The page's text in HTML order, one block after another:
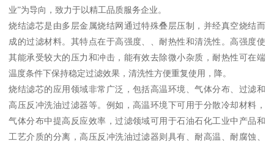
业”为导向，致力于以精工品质服务企业。
烧结滤芯是由多层金属烧结网通过特殊叠层压制，并经真空烧结而
成的过滤材料。其特点在于高强度、、耐热性和清洗性。高强度使
其能承受较大的压力和冲击，能有效去除微小杂质，耐热性可在端
温度条件下保持稳定过滤效果，清洗性方便重复使用，降。
烧结滤芯的应用领域非常广泛，包括高温环境、气体分布、过滤和
高压反冲洗油过滤器等。例如，高温环境下可用于分散冷却材料，
气体分布中提高反应效率，过滤领域可用于石油石化工业中产品和
工艺介质的分离，高压反冲洗油过滤器则具有、耐高温、耐腐蚀、